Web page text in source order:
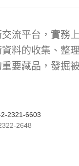
流平台，實
料的收集、整
要藏品，發掘
2321-6603
2648